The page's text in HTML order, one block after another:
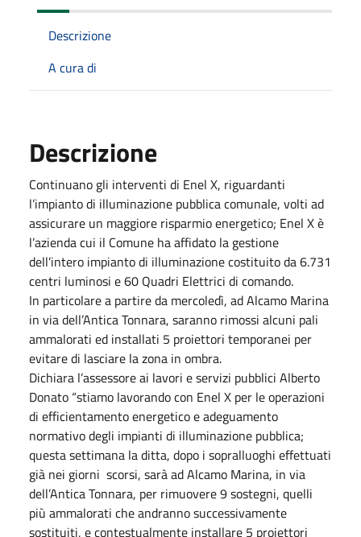
Descrizione
A cura di
Descrizione
Continuano gli interventi di Enel X, riguardanti
l’impianto di illuminazione pubblica comunale, volti ad
assicurare un maggiore risparmio energetico; Enel X è
l’azienda cui il Comune ha affidato la gestione
dell’intero impianto di illuminazione costituito da 6.731
centri luminosi e 60 Quadri Elettrici di comando.
In particolare a partire da mercoledì, ad Alcamo Marina
in via dell’Antica Tonnara, saranno rimossi alcuni pali
ammalorati ed installati 5 proiettori temporanei per
evitare di lasciare la zona in ombra.
Dichiara l’assessore ai lavori e servizi pubblici Alberto
Donato “stiamo lavorando con Enel X per le operazioni
di efficientamento energetico e adeguamento
normativo degli impianti di illuminazione pubblica;
questa settimana la ditta, dopo i sopralluoghi effettuati
già nei giorni scorsi, sarà ad Alcamo Marina, in via
dell’Antica Tonnara, per rimuovere 9 sostegni, quelli
più ammalorati che andranno successivamente
sostituiti, e contestualmente installare 5 proiettori